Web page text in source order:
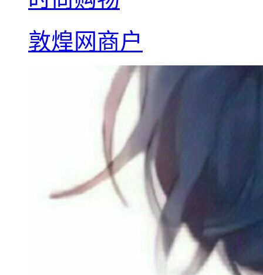
敦煌网商户